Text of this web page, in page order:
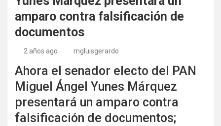
amparo contra falsificación de
documentos
2 años ago mgluisgerardo
Ahora el senador electo del PAN
Miguel Ángel Yunes Márquez
presentará un amparo contra
falsificación de documentos;